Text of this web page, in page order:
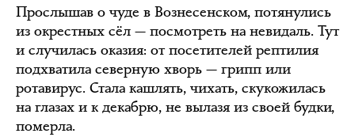
Прослышав о чуде в Вознесенском, потянулись
из окрестных сёл — посмотреть на невидаль. Тут
и случилась оказия: от посетителей рептилия
подхватила северную хворь — грипп или
ротавирус. Стала кашлять, чихать, скукожилась
на глазах и к декабрю, не вылазя из своей будки,
померла.